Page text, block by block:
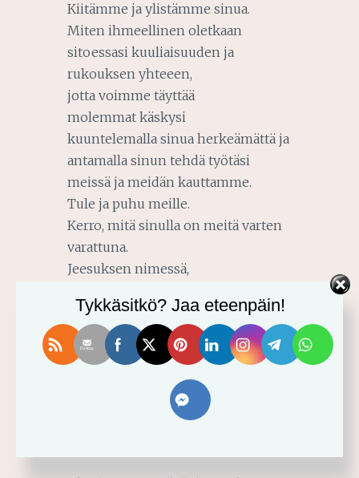
Kiitämme ja ylistämme sinua.
Miten ihmeellinen oletkaan
sitoessasi kuuliaisuuden ja
rukouksen yhteeen,
jotta voimme täyttää
molemmat käskysi
kuuntelemalla sinua herkeämättä ja
antamalla sinun tehdä työtäsi
meissä ja meidän kauttamme.
Tule ja puhu meille.
Kerro, mitä sinulla on meitä varten
varattuna.
Jeesuksen nimessä,
P.S:
sinulle herää? Kuunteletkö sinä
Jumalaa herkeämättä? Mitkä asiat
enemmän kuuliainen Jumalalle?
Tykkäsitkö? Jaa eteenpäin!